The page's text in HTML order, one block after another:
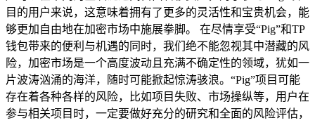
目的用户来说，这意味着拥有了更多的灵活性和宝贵机会，能
够更加自由地在加密市场中施展拳脚。 在尽情享受“Pig”和TP
钱包带来的便利与机遇的同时，我们绝不能忽视其中潜藏的风
险，加密市场是一个高度波动且充满不确定性的领域，犹如一
片波涛汹涌的海洋，随时可能掀起惊涛骇浪。“Pig”项目可能
存在着各种各样的风险，比如项目失败、市场操纵等，用户在
参与相关项目时，一定要做好充分的研究和全面的风险评估，